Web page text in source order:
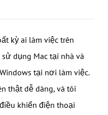
kỳ ai làm việc trên
dụng Mac tại nhà và
tại nơi làm việc.
thật dễ dàng, và tôi
khiển điện thoại